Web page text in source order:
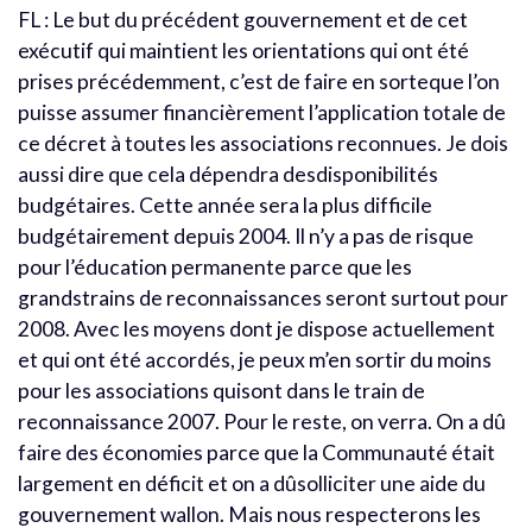
FL : Le but du précédent gouvernement et de cet
exécutif qui maintient les orientations qui ont été
prises précédemment, c’est de faire en sorteque l’on
puisse assumer financièrement l’application totale de
ce décret à toutes les associations reconnues. Je dois
aussi dire que cela dépendra desdisponibilités
budgétaires. Cette année sera la plus difficile
budgétairement depuis 2004. Il n’y a pas de risque
pour l’éducation permanente parce que les
grandstrains de reconnaissances seront surtout pour
2008. Avec les moyens dont je dispose actuellement
et qui ont été accordés, je peux m’en sortir du moins
pour les associations quisont dans le train de
reconnaissance 2007. Pour le reste, on verra. On a dû
faire des économies parce que la Communauté était
largement en déficit et on a dûsolliciter une aide du
gouvernement wallon. Mais nous respecterons les